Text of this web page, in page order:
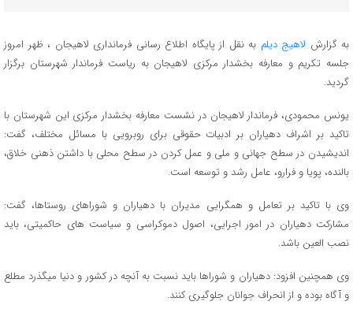
به گزارش لاهیج دیلم به نقل از پایگاه اطلاع رسانی فرمانداری لاهیجان ، ظهر امروز
جلسه تکریم و معارفه بخشدار مرکزی لاهیجان به ریاست فرماندار شهرستان برگزار
گردید.
یونس محمودی، فرماندار لاهیجان در نشست معارفه بخشدار مرکزی این شهرستان با
تاکید بر اشراف دهیاران بر ادبیات حقوقی برای روبرویی با مسائل مختلف، گفت:
اندیشیدن در سطح جهانی و ملی و عمل کردن در سطح محلی با داشتن ذهنی خلاق،
بالنده، پویا و فرارو، عامل رشد و توسعه است.
وی با تاکید بر تعامل و همگرایی مدیران با دهیاران و شوراهای روستاها، گفت:
مشارکت دهیاران در امور اجرایی، اصول دموکراسی و سیاست های حاکمیتی، باید
نصب العین باشد.
وی همچنین افزود: دهیاران و شوراها باید نسبت به آنچه در کشور و دنیا میگذرد مطلع
و آگاه بوده و از انحراف جوانان جلوگیری کنند.